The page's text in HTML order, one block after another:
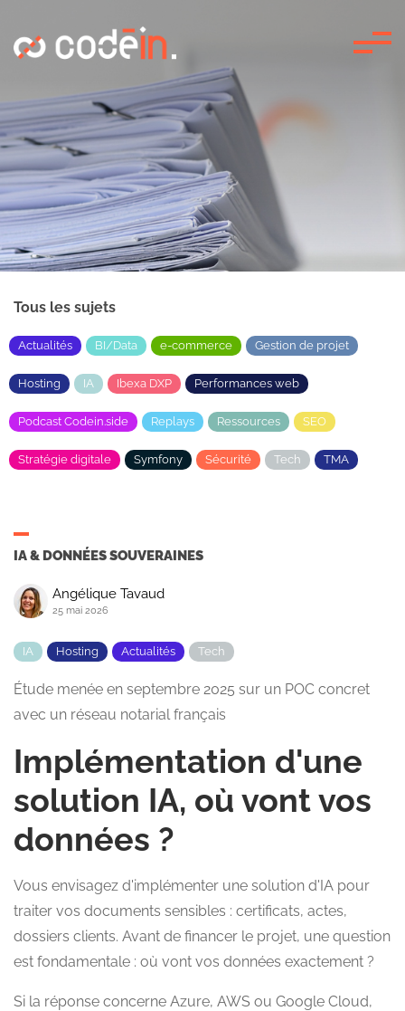
Tous les sujets
Actualités BI/Data e-commerce Gestion de projet
Hosting IA Ibexa DXP Performances web
Podcast Codein.side Replays Ressources SEO
Stratégie digitale Symfony Sécurité Tech TMA
IA & DONNÉES SOUVERAINES
Angélique Tavaud
25 mai 2026
IA Hosting Actualités Tech
Étude menée en septembre 2025 sur un POC concret
avec un réseau notarial français
Implémentation d'une
solution IA, où vont vos
données ?
Vous envisagez d'implémenter une solution d'IA pour
traiter vos documents sensibles : certificats, actes,
dossiers clients. Avant de financer le projet, une question
est fondamentale : où vont vos données exactement ?
Si la réponse concerne Azure, AWS ou Google Cloud,